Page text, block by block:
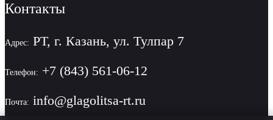
Контакты
Адрес: РТ, г. Казань, ул. Тулпар 7
Телефон: +7 (843) 561-06-12
Почта: info@glagolitsa-rt.ru